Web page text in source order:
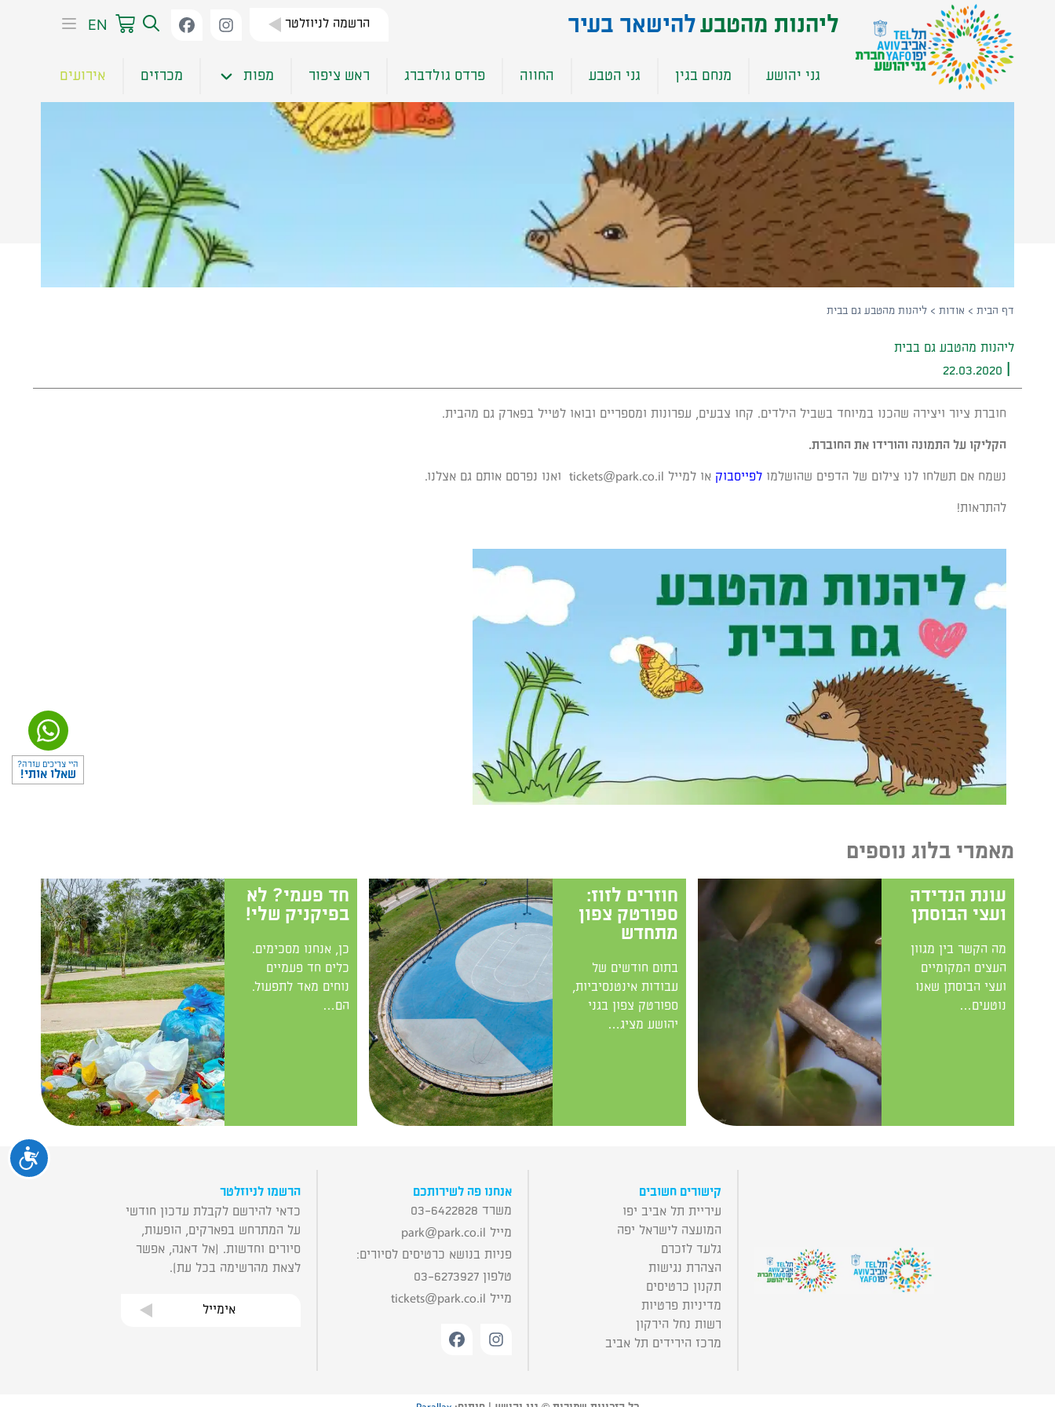
קוֹרֵא־מָסָךְ;
ליהנות מהטבע להישאר בעיר​ הרשמה לניוזלטר EN
גני יהושע מנחם בגין גני הטבע החווה פרדס גולדברג ראש ציפור מפות מכרזים אירועים
דף הבית > אודות > ליהנות מהטבע גם בבית
ליהנות מהטבע גם בבית
22.03.2020
חוברת ציור ויצירה שהכנו במיוחד בשביל הילדים. קחו צבעים, עפרונות ומספריים ובואו לטייל בפארק גם מהבית.
הקליקו על התמונה והורידו את החוברת.
נשמח אם תשלחו לנו צילום של הדפים שהושלמו לפייסבוק או למייל tickets@park.co.il ואנו נפרסם אותם גם אצלנו.
להתראות!
מאמרי בלוג נוספים
עונת הנדידה
ועצי הבוסתן
מה הקשר בין מגוון
העצים המקומיים
ועצי הבוסתן שאנו
נוטעים…
חוזרים לזוז:
ספורטק צפון
מתחדש
בתום חודשים של
עבודות אינטנסיביות,
ספורטק צפון בגני
יהושע מציג…
חד פעמי? לא
בפיקניק שלי!
כן, אנחנו מסכימים.
כלים חד פעמיים
נוחים מאד לתפעול.
הם…
היי צריכים עזרה?
שאלו אותי!
קישורים חשובים
עיריית תל אביב יפו
המועצה לישראל יפה
גלעד לזכרם
הצהרת נגישות
תקנון כרטיסים
מדיניות פרטיות
רשות נחל הירקון
מרכז הירידים תל אביב
אנחנו פה לשירותכם
משרד 03-6422828
מייל
park@park.co.il
פניות בנושא כרטיסים לסיורים:
טלפון 03-6273927
מייל
tickets@park.co.il
הרשמו לניוזלטר
כדאי להירשם לקבלת עדכון חודשי
על המתרחש בפארקים, הופעות,
סיורים וחדשות. (אל דאגה, אפשר
לצאת מהרשימה בכל עת).
אימייל